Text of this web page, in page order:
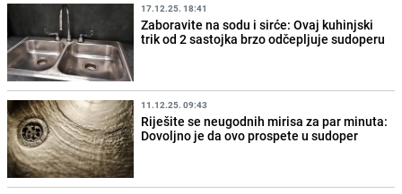
17.12.25. 18:41
Zaboravite na sodu i sirće: Ovaj kuhinjski
trik od 2 sastojka brzo odčepljuje sudoperu
11.12.25. 09:43
Riješite se neugodnih mirisa za par minuta:
Dovoljno je da ovo prospete u sudoper